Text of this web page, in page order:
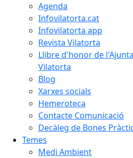
Agenda
Infovilatorta.cat
Infovilatorta app
Revista Vilatorta
Llibre d'honor de
Vilatorta
Blog
Xarxes socials
Hemeroteca
Contacte Comunicació
Decàleg de Bones
Temes
Medi Ambient